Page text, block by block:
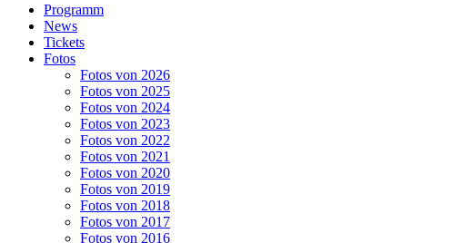
Programm
News
Tickets
Fotos
Fotos von 2026
Fotos von 2025
Fotos von 2024
Fotos von 2023
Fotos von 2022
Fotos von 2021
Fotos von 2020
Fotos von 2019
Fotos von 2018
Fotos von 2017
Fotos von 2016